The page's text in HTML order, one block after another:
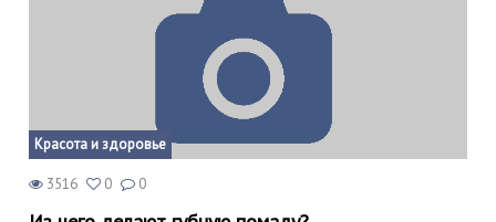
Красота и здоровье
3516 0 0